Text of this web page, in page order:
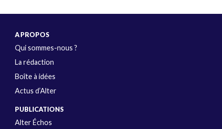
A PROPOS
Qui sommes-nous ?
La rédaction
Boîte à idées
Actus d’Alter
PUBLICATIONS
Alter Échos